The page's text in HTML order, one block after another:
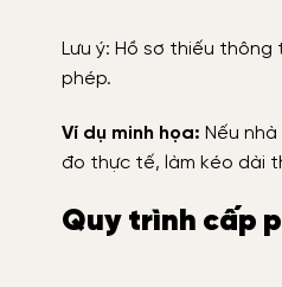
Lưu ý: Hồ sơ thiếu
phép.
Ví dụ minh họa: Nếu
đo thực tế, làm kéo dài
Quy trình cấp